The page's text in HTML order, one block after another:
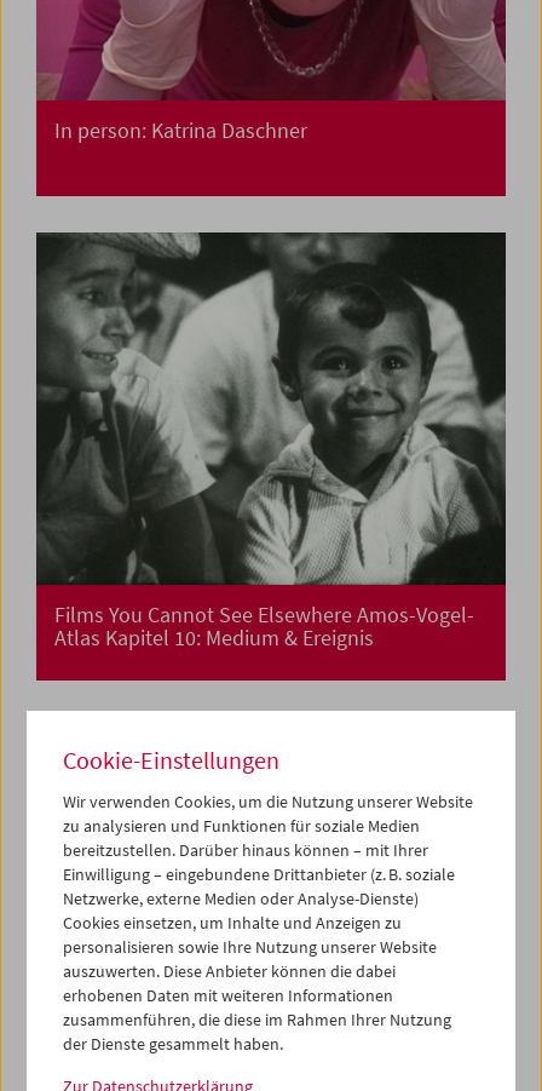
In person: Katrina Daschner
Films You Cannot See Elsewhere Amos-Vogel-
Atlas Kapitel 10: Medium & Ereignis
Cookie-Einstellungen
Wir verwenden Cookies, um die Nutzung unserer Website
zu analysieren und Funktionen für soziale Medien
bereitzustellen. Darüber hinaus können – mit Ihrer
Einwilligung – eingebundene Drittanbieter (z. B. soziale
Netzwerke, externe Medien oder Analyse-Dienste)
Cookies einsetzen, um Inhalte und Anzeigen zu
personalisieren sowie Ihre Nutzung unserer Website
auszuwerten. Diese Anbieter können die dabei
erhobenen Daten mit weiteren Informationen
zusammenführen, die diese im Rahmen Ihrer Nutzung
der Dienste gesammelt haben.
Zur Datenschutzerklärung